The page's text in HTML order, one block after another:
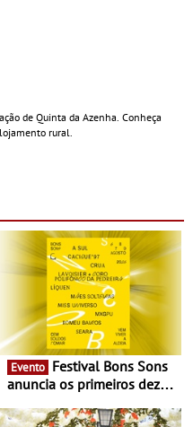
de Quinta da Azenha. Conheça
rural.
Evento
anuncia os primeiros dez